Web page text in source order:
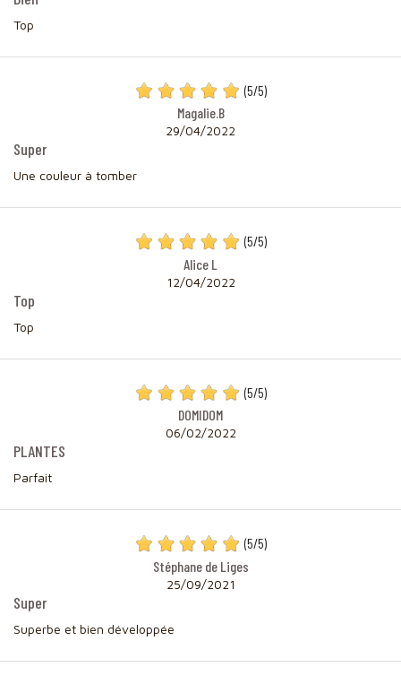
Top
(5/5)
Magalie.B
29/04/2022
Super
Une couleur à tomber
(5/5)
Alice L
12/04/2022
Top
Top
(5/5)
DOMIDOM
06/02/2022
PLANTES
Parfait
(5/5)
Stéphane de Liges
25/09/2021
Super
Superbe et bien développée